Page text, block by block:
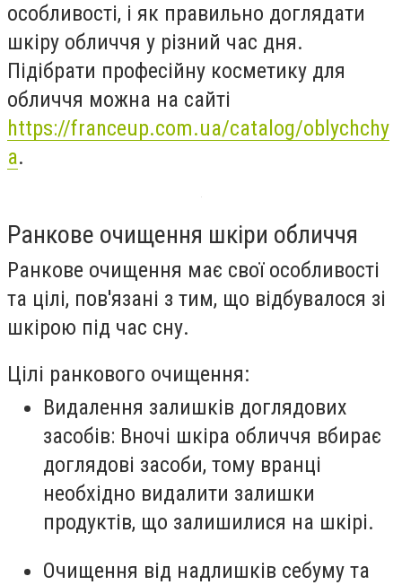
особливості, і як правильно доглядати
шкіру обличчя у різний час дня.
Підібрати професійну косметику для
обличчя можна на сайті
https://franceup.com.ua/catalog/oblychchy
a.
Ранкове очищення шкіри обличчя
Ранкове очищення має свої особливості
та цілі, пов'язані з тим, що відбувалося зі
шкірою під час сну.
Цілі ранкового очищення:
Видалення залишків доглядових
засобів: Вночі шкіра обличчя вбирає
доглядові засоби, тому вранці
необхідно видалити залишки
продуктів, що залишилися на шкірі.
Очищення від надлишків себуму та